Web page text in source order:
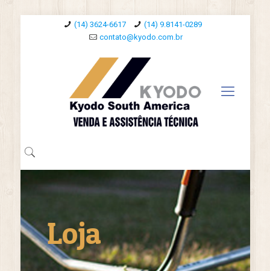
(14) 3624-6617
(14) 9.8141-0289
contato@kyodo.com.br
Loja